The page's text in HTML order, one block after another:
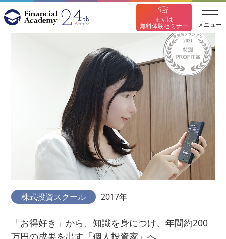
まずは
無料体験セミナー
メニュー
株式投資スクール 2017年
「お得好き」から、知識を身につけ、年間約200
万円の成果を出す「個人投資家」へ